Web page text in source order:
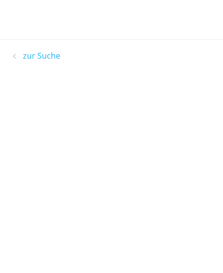
zur Suche